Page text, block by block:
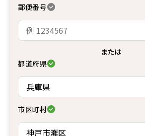
郵便番号
または
都道府県
市区町村